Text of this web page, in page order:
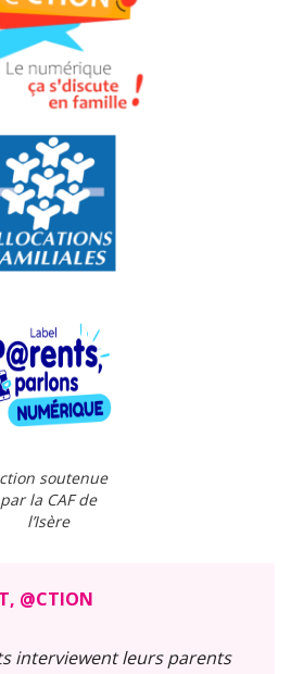
soutenue
par la CAF de
l’Isère
@CTION
interviewent leurs parents